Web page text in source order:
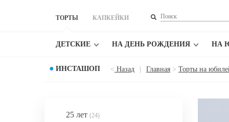
ТОРТЫ КАПКЕЙКИ
ДЕТСКИЕ НА ДЕНЬ РОЖДЕНИЯ НА
● ИНСТАШОП < Назад Главная > Торты на
25 лет (24)